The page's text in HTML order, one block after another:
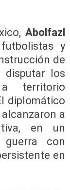
Abolfazl
y
de
disputar los
territorio
diplomático
a
en un
con
en